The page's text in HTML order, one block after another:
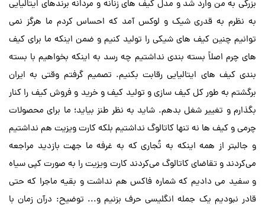
بزرگی به من وارد شد و مدل کیف های زنانه و مردانه برندهای ایتالیایی
به نظرم به قدری شیک و لوکس آمد که احساس کردم ما هرگز نمی
توانیم چنین کیف های شیکی را تولید کنیم و ضمن اینکه ما برای کیف
های چرم اصلاً بسته بندی نداشتیم چه رسد به اینکه بخواهیم با بسته
بندی کیف های ایتالیایی رقابت بکنیم. تصمیم گرفتم وقتی به ایران
برگشتم به طور کل کیف سازی و تولید کیف و خرید و فروش کیف را کنار
بگذارم و تغییر شغل بدهم. شاید به نظر طنز بیاید؛ ما برای محصولات
چرمی و کیف ها نه تنها کاتالوگ نداشتیم بلکه کارت ویزیت هم نداشتیم
و جالبتر از همه اینکه به تُجاری که به غرفه ما جهت بازدید مراجعه
می‌کردند و تقاضای کاتالوگ می‌کردند کارت ویزیت را به صورت کپی سیاه
و سفید می دادیم که شماره فاکس هم نداشت و بقیه ماجرا که حتی
قادر نبودیم یک جمله انگلیسی حرف بزنیم و... توضیح: درآن زمان با